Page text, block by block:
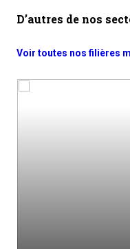
D’autres de nos
Voir toutes nos filières